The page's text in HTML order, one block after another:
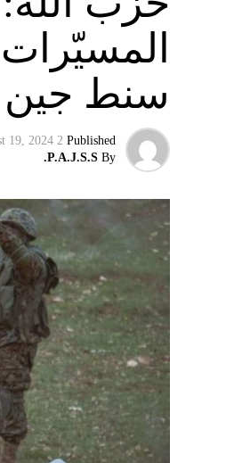
سنط جين
Published
2 years ago
19, 2024
By
P.A.J.S.S.